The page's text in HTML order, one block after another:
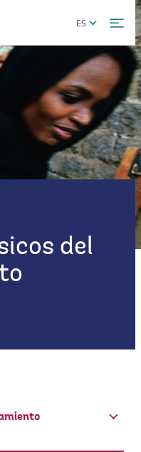
Global
toggler
ES
del